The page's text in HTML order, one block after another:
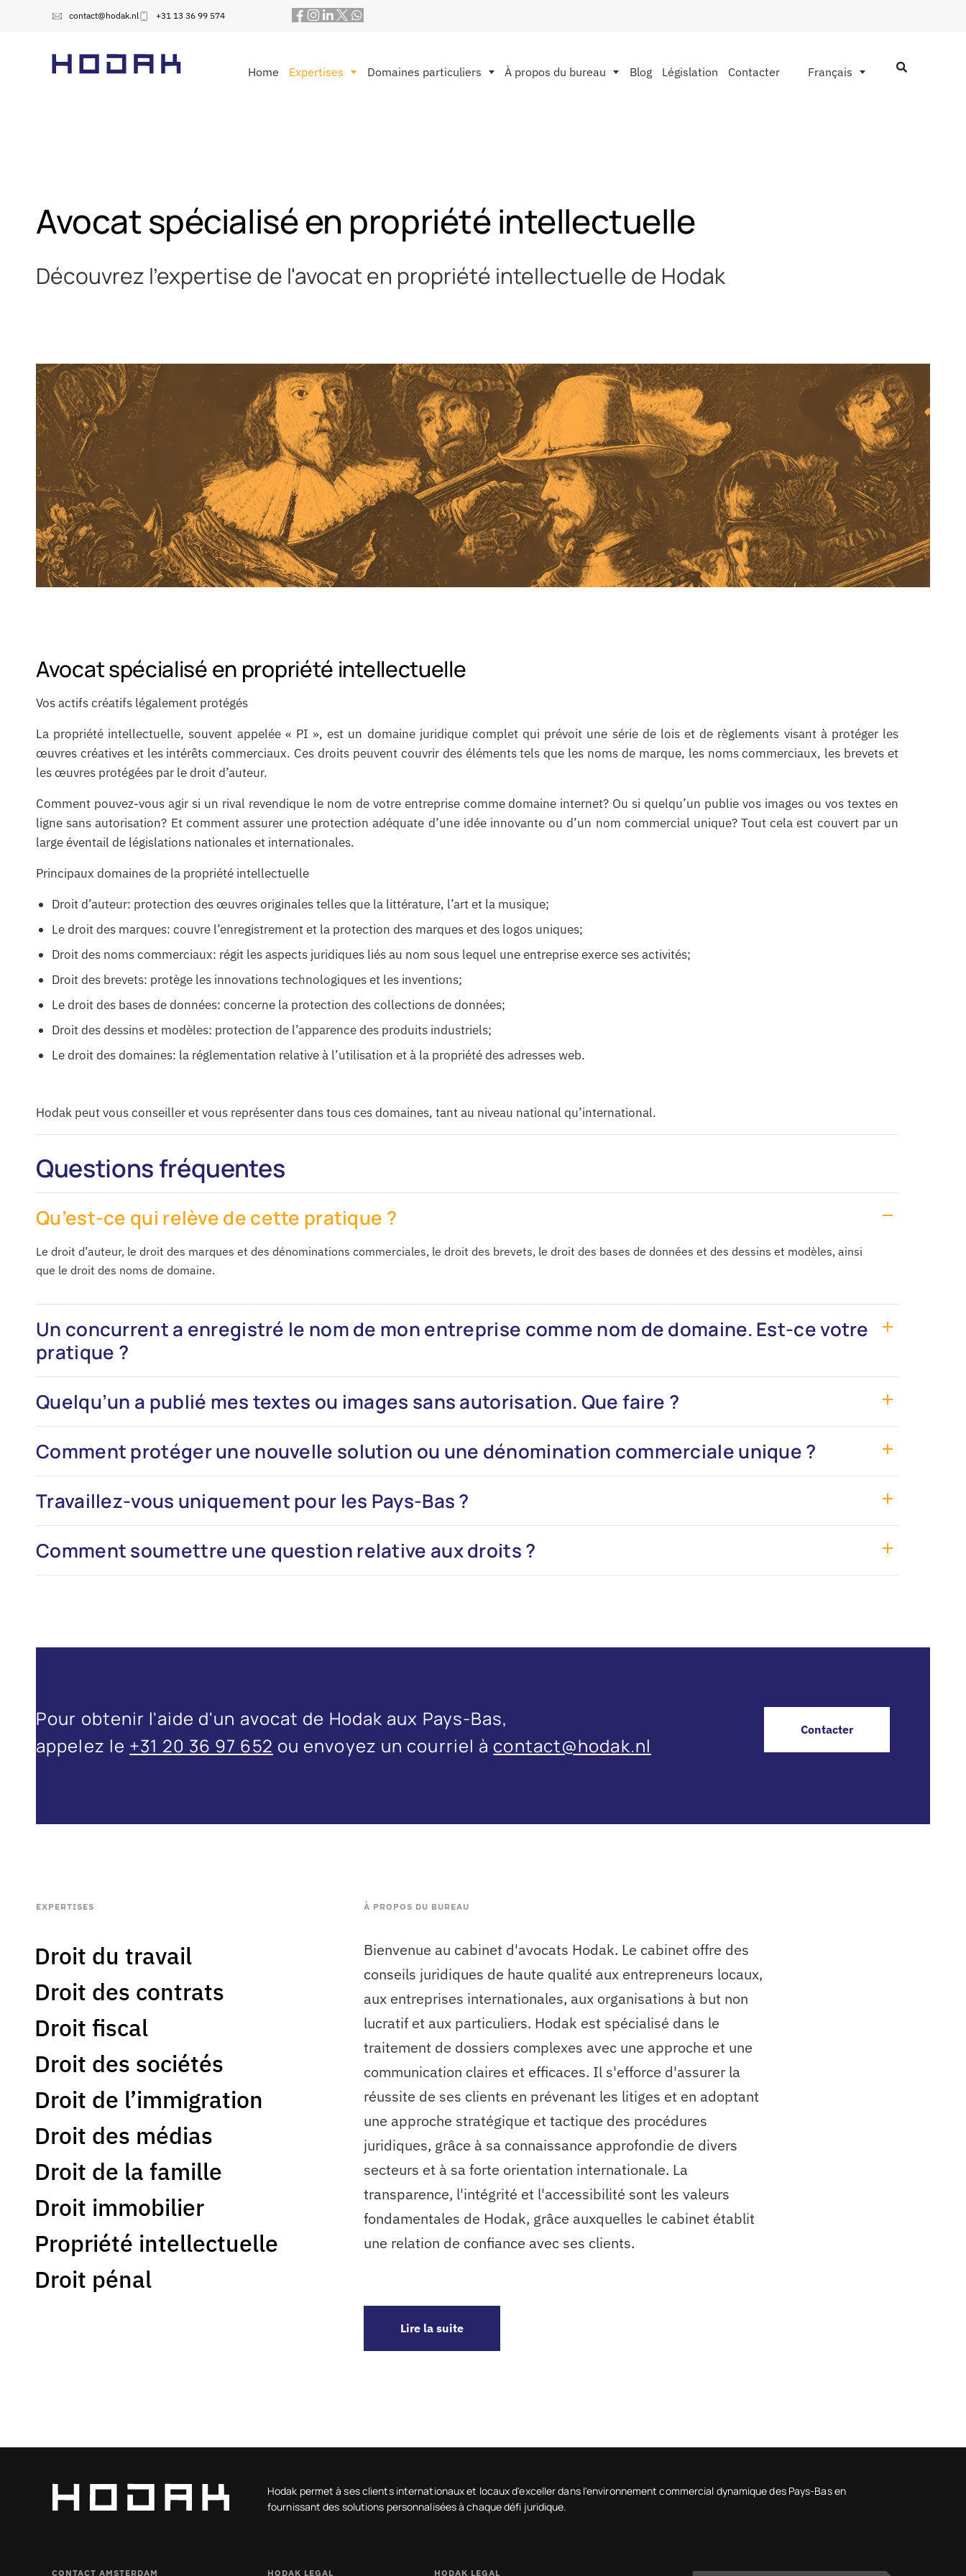
contact@hodak.nl +31 13 36 99 574
Home Expertises Domaines particuliers À propos du bureau Blog Législation Contacter Français
Avocat spécialisé en propriété intellectuelle
Découvrez l'expertise de l'avocat en propriété intellectuelle de Hodak
Avocat spécialisé en propriété intellectuelle
Vos actifs créatifs légalement protégés
La propriété intellectuelle, souvent appelée « PI », est un domaine juridique complet qui prévoit une série de lois et de règlements visant à protéger les
œuvres créatives et les intérêts commerciaux. Ces droits peuvent couvrir des éléments tels que les noms de marque, les noms commerciaux, les brevets et
les œuvres protégées par le droit d’auteur.
Comment pouvez-vous agir si un rival revendique le nom de votre entreprise comme domaine internet? Ou si quelqu’un publie vos images ou vos textes en
ligne sans autorisation? Et comment assurer une protection adéquate d’une idée innovante ou d’un nom commercial unique? Tout cela est couvert par un
large éventail de législations nationales et internationales.
Principaux domaines de la propriété intellectuelle
Droit d’auteur: protection des œuvres originales telles que la littérature, l’art et la musique;
Le droit des marques: couvre l’enregistrement et la protection des marques et des logos uniques;
Droit des noms commerciaux: régit les aspects juridiques liés au nom sous lequel une entreprise exerce ses activités;
Droit des brevets: protège les innovations technologiques et les inventions;
Le droit des bases de données: concerne la protection des collections de données;
Droit des dessins et modèles: protection de l’apparence des produits industriels;
Le droit des domaines: la réglementation relative à l’utilisation et à la propriété des adresses web.
Hodak peut vous conseiller et vous représenter dans tous ces domaines, tant au niveau national qu’international.
Questions fréquentes
Qu’est-ce qui relève de cette pratique ?
Le droit d’auteur, le droit des marques et des dénominations commerciales, le droit des brevets, le droit des bases de données et des dessins et modèles, ainsi
que le droit des noms de domaine.
Un concurrent a enregistré le nom de mon entreprise comme nom de domaine. Est-ce votre
pratique ?
Quelqu’un a publié mes textes ou images sans autorisation. Que faire ?
Comment protéger une nouvelle solution ou une dénomination commerciale unique ?
Travaillez-vous uniquement pour les Pays-Bas ?
Comment soumettre une question relative aux droits ?
Pour obtenir l'aide d'un avocat de Hodak aux Pays-Bas,
appelez le +31 20 36 97 652 ou envoyez un courriel à contact@hodak.nl
Contacter
EXPERTISES
Droit du travail
Droit des contrats
Droit fiscal
Droit des sociétés
Droit de l’immigration
Droit des médias
Droit de la famille
Droit immobilier
Propriété intellectuelle
Droit pénal
À PROPOS DU BUREAU
Bienvenue au cabinet d'avocats Hodak. Le cabinet offre des
conseils juridiques de haute qualité aux entrepreneurs locaux,
aux entreprises internationales, aux organisations à but non
lucratif et aux particuliers. Hodak est spécialisé dans le
traitement de dossiers complexes avec une approche et une
communication claires et efficaces. Il s'efforce d'assurer la
réussite de ses clients en prévenant les litiges et en adoptant
une approche stratégique et tactique des procédures
juridiques, grâce à sa connaissance approfondie de divers
secteurs et à sa forte orientation internationale. La
transparence, l'intégrité et l'accessibilité sont les valeurs
fondamentales de Hodak, grâce auxquelles le cabinet établit
une relation de confiance avec ses clients.
Lire la suite
Hodak permet à ses clients internationaux et locaux d'exceller dans l'environnement commercial dynamique des Pays-Bas en
fournissant des solutions personnalisées à chaque défi juridique.
CONTACT AMSTERDAM HODAK LEGAL HODAK LEGAL